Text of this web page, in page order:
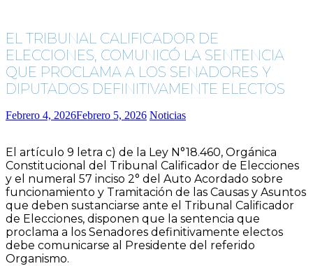
EL TRIBUNAL CALIFICADOR DE
ELECCIONES, COMUNICÓ LA SENTENCIA
QUE PROCLAMA A LOS SENADORES Y
DIPUTADOS DEFINITIVAMENTE ELECTOS
Febrero 4, 2026Febrero 5, 2026 Noticias
El artículo 9 letra c) de la Ley N°18.460, Orgánica
Constitucional del Tribunal Calificador de Elecciones
y el numeral 57 inciso 2° del Auto Acordado sobre
funcionamiento y Tramitación de las Causas y Asuntos
que deben sustanciarse ante el Tribunal Calificador
de Elecciones, disponen que la sentencia que
proclama a los Senadores definitivamente electos
debe comunicarse al Presidente del referido
Organismo.